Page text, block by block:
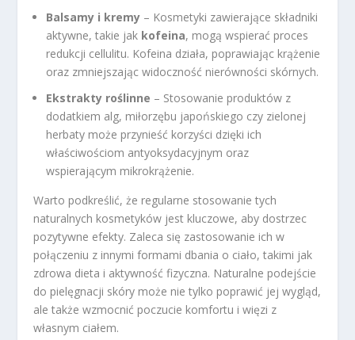
Balsamy i kremy – Kosmetyki zawierające składniki
aktywne, takie jak kofeina, mogą wspierać proces
redukcji cellulitu. Kofeina działa, poprawiając krążenie
oraz zmniejszając widoczność nierówności skórnych.
Ekstrakty roślinne – Stosowanie produktów z
dodatkiem alg, miłorzębu japońskiego czy zielonej
herbaty może przynieść korzyści dzięki ich
właściwościom antyoksydacyjnym oraz
wspierającym mikrokrążenie.
Warto podkreślić, że regularne stosowanie tych
naturalnych kosmetyków jest kluczowe, aby dostrzec
pozytywne efekty. Zaleca się zastosowanie ich w
połączeniu z innymi formami dbania o ciało, takimi jak
zdrowa dieta i aktywność fizyczna. Naturalne podejście
do pielęgnacji skóry może nie tylko poprawić jej wygląd,
ale także wzmocnić poczucie komfortu i więzi z
własnym ciałem.